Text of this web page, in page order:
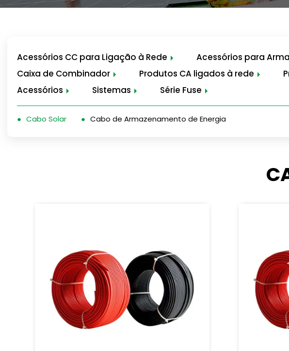
Acessórios CC para Ligação à Rede Acessórios para
Caixa de Combinador
Produtos CA ligados à rede
Acessórios
Sistemas Série Fuse
Cabo Solar Cabo de Armazenamento de Energia